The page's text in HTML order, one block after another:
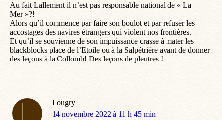
Au fait Lallement il n’est pas responsable national de « La
Mer »?!
Alors qu’il commence par faire son boulot et par refuser les
accostages des navires étrangers qui violent nos frontières.
Et qu’il se souvienne de son impuissance crasse à mater les
blackblocks place de l’Etoile ou à la Salpétrière avant de donner
des leçons à la Collomb! Des leçons de pleutres !
Lougry
dit
14 novembre 2022 à 11 h 45 min